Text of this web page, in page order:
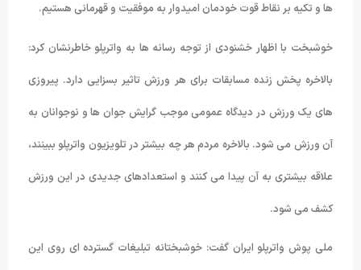
ها و تکیه بر نقاط قوت خودمان امیدوار به موفقیت و قهرمانی هستیم.
خوشبخت با اظهار خشنودی از توجه رسانه ها به واترپلو خاطرنشان کرد:
بالاخره پخش زنده مسابقات برای هر ورزش تاثیر بسزایی دارد. پیروزی
های یک ورزش در دیدگاه عمومی موجب گرایش جوان ها و نوجوانان به
آن ورزش می شود. بالاخره مردم هر چه بیشتر در تلویزیون واترپلو ببینند،
علاقه بیشتری به آن پیدا می کنند و استعدادهای جدیدی در این ورزش
کشف می شود.
ملی پوش واترپلو ایران گفت: خوشبختانه تبلیغات گسترده ای روی این